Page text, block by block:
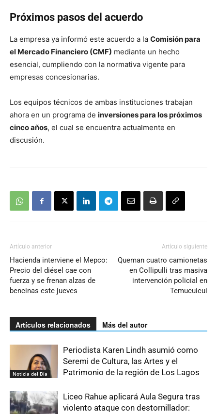
Próximos pasos del acuerdo
La empresa ya informó este acuerdo a la Comisión para
el Mercado Financiero (CMF) mediante un hecho
esencial, cumpliendo con la normativa vigente para
empresas concesionarias.
Los equipos técnicos de ambas instituciones trabajan
ahora en un programa de inversiones para los próximos
cinco años, el cual se encuentra actualmente en
discusión.
Artículo anterior
Hacienda interviene el Mepco:
Precio del diésel cae con
fuerza y se frenan alzas de
bencinas este jueves
Artículo siguiente
Queman cuatro camionetas
en Collipulli tras masiva
intervención policial en
Temucuicui
Artículos relacionados Más del autor
Noticia del Día
Periodista Karen Lindh asumió como
Seremi de Cultura, las Artes y el
Patrimonio de la región de Los Lagos
Liceo Rahue aplicará Aula Segura tras
violento ataque con destornillador: